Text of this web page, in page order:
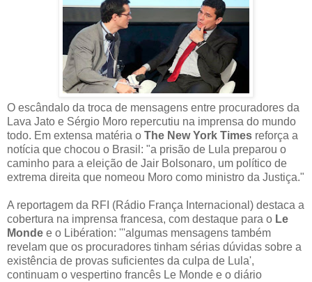
O escândalo da troca de mensagens entre procuradores da
Lava Jato e Sérgio Moro repercutiu na imprensa do mundo
todo. Em extensa matéria o The New York Times reforça a
notícia que chocou o Brasil: "a prisão de Lula preparou o
caminho para a eleição de Jair Bolsonaro, um político de
extrema direita que nomeou Moro como ministro da Justiça."
A reportagem da RFI (Rádio França Internacional) destaca a
cobertura na imprensa francesa, com destaque para o Le
Monde e o Libération: '''algumas mensagens também
revelam que os procuradores tinham sérias dúvidas sobre a
existência de provas suficientes da culpa de Lula',
continuam o vespertino francês Le Monde e o diário